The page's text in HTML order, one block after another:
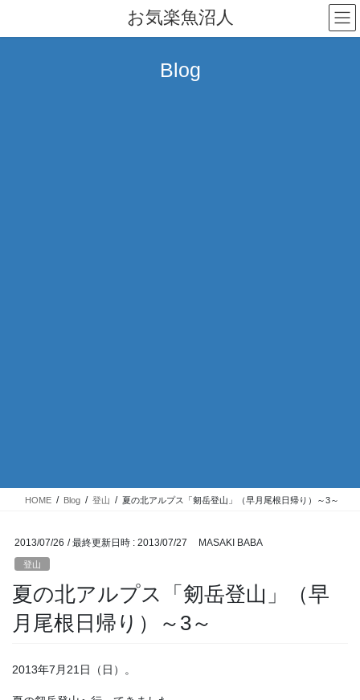
テ
ゲ
お気楽魚沼人
Blog
HOME Blog 登山 夏の北アルプス「剱岳登山」（早月尾根日帰り）～3～
2013/07/26 / 最終更新日時 : 2013/07/27 MASAKI BABA
登山
夏の北アルプス「剱岳登山」（早
月尾根日帰り）～3～
2013年7月21日（日）。